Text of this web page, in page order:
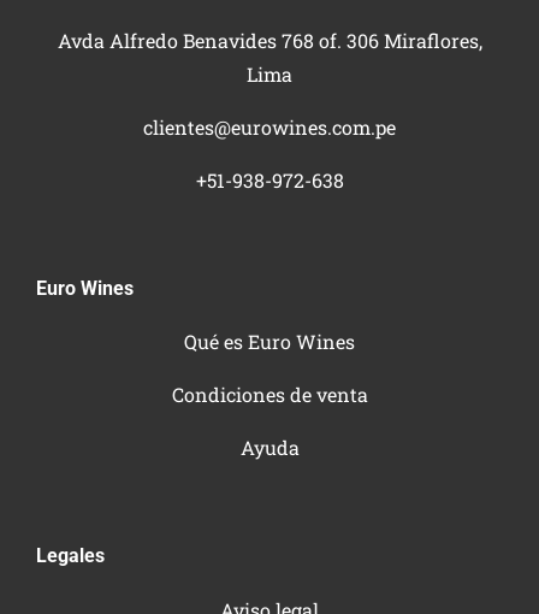
Avda Alfredo Benavides 768 of. 306 Miraflores,
Lima
clientes@eurowines.com.pe
+51-938-972-638
Euro Wines
Qué es Euro Wines
Condiciones de venta
Ayuda
Legales